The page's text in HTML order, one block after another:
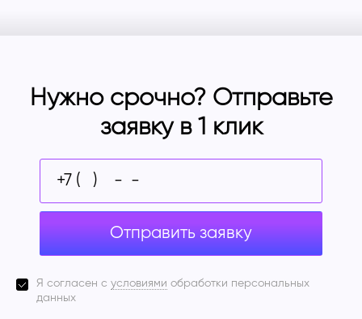
Нужно срочно? Отправьте
заявку в 1 клик
Отправить заявку
Я согласен с условиями обработки персональных
данных